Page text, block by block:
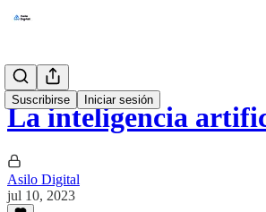
Suscribirse Iniciar sesión
La inteligencia
Asilo Digital
jul 10, 2023